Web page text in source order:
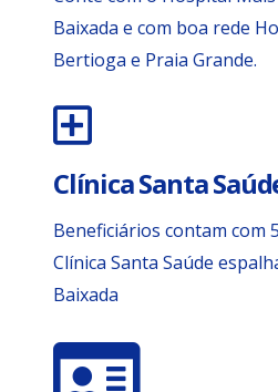
Baixada e com boa rede
Bertioga e Praia Grande.
Clínica Santa
Beneficiários contam com
Clínica Santa Saúde
Baixada